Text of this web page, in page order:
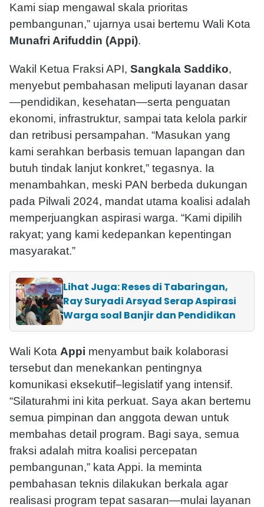
Kami siap mengawal skala prioritas
pembangunan,” ujarnya usai bertemu Wali Kota
Munafri Arifuddin (Appi).
Wakil Ketua Fraksi API, Sangkala Saddiko,
menyebut pembahasan meliputi layanan dasar
—pendidikan, kesehatan—serta penguatan
ekonomi, infrastruktur, sampai tata kelola parkir
dan retribusi persampahan. “Masukan yang
kami serahkan berbasis temuan lapangan dan
butuh tindak lanjut konkret,” tegasnya. Ia
menambahkan, meski PAN berbeda dukungan
pada Pilwali 2024, mandat utama koalisi adalah
memperjuangkan aspirasi warga. “Kami dipilih
rakyat; yang kami kedepankan kepentingan
masyarakat.”
Lihat Juga: Reses di Tabaringan,
Ray Suryadi Arsyad Serap Aspirasi
Warga soal Banjir dan Pendidikan
Wali Kota Appi menyambut baik kolaborasi
tersebut dan menekankan pentingnya
komunikasi eksekutif–legislatif yang intensif.
“Silaturahmi ini kita perkuat. Saya akan bertemu
semua pimpinan dan anggota dewan untuk
membahas detail program. Bagi saya, semua
fraksi adalah mitra koalisi percepatan
pembangunan,” kata Appi. Ia meminta
pembahasan teknis dilakukan berkala agar
realisasi program tepat sasaran—mulai layanan